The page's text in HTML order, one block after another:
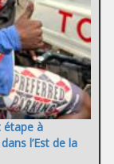
étape à
l’Est de la